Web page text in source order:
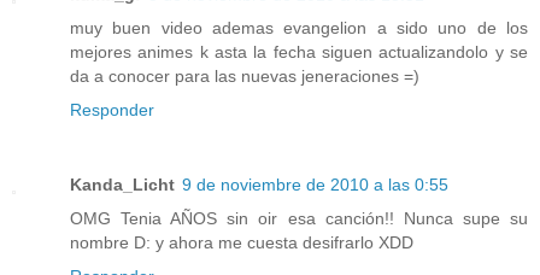
muy buen video ademas evangelion a sido uno de los
mejores animes k asta la fecha siguen actualizandolo y se
da a conocer para las nuevas jeneraciones =)
Responder
Kanda_Licht 9 de noviembre de 2010 a las 0:55
OMG Tenia AÑOS sin oir esa canción!! Nunca supe su
nombre D: y ahora me cuesta desifrarlo XDD